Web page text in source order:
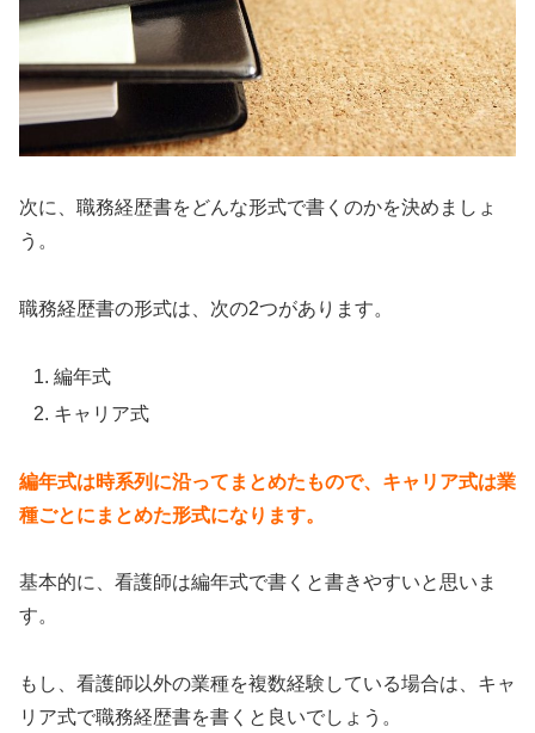
次に、職務経歴書をどんな形式で書くのかを決めましょ
う。
職務経歴書の形式は、次の2つがあります。
編年式
キャリア式
編年式は時系列に沿ってまとめたもので、キャリア式は業
種ごとにまとめた形式になります。
基本的に、看護師は編年式で書くと書きやすいと思いま
す。
もし、看護師以外の業種を複数経験している場合は、キャ
リア式で職務経歴書を書くと良いでしょう。